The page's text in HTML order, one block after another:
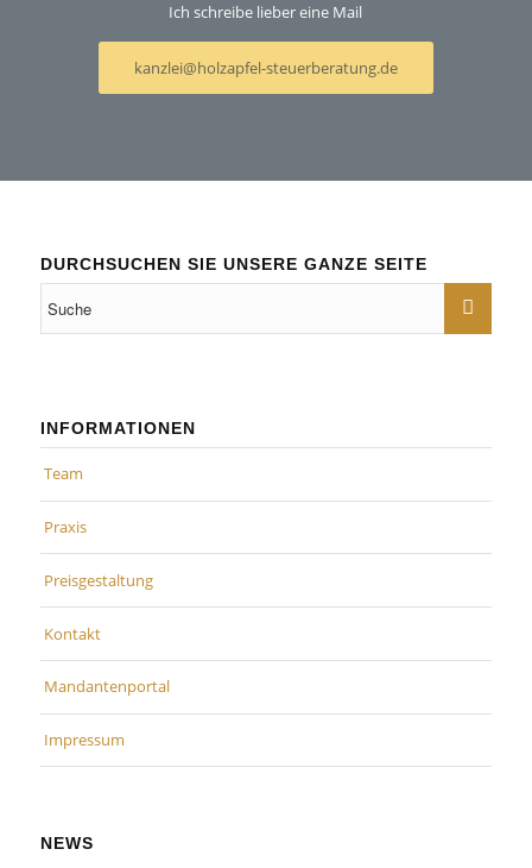
Ich schreibe lieber eine Mail
kanzlei@holzapfel-steuerberatung.de
DURCHSUCHEN SIE UNSERE GANZE SEITE
INFORMATIONEN
Team
Praxis
Preisgestaltung
Kontakt
Mandantenportal
Impressum
NEWS